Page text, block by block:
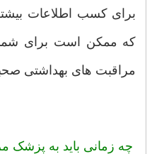
برای کسب اطلاعات
که ممکن است برای شما
مراقبت های بهداشتی
چه زمانی باید به پزشک